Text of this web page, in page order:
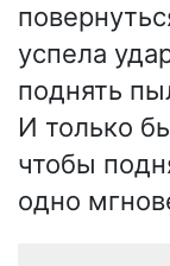
успела
поднять
И только
чтобы
одно